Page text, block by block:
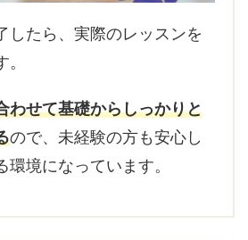
したら、実際のレッスンを
わせて基礎からしっかりと
ので、未経験の方も安心し
環境になっています。